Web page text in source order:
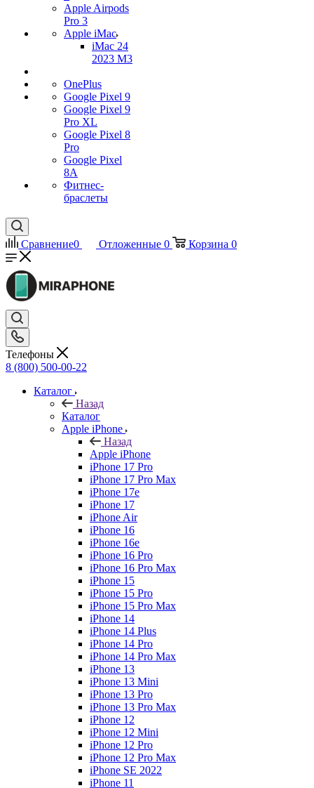
Apple Airpods
Pro 3
Apple iMac
iMac 24
2023 M3
OnePlus
Google Pixel 9
Google Pixel 9
Pro XL
Google Pixel 8
Pro
Google Pixel
8A
Фитнес-
браслеты
Сравнение0 Отложенные 0 Корзина 0
Телефоны
8 (800) 500-00-22
Каталог
Назад
Каталог
Apple iPhone
Назад
Apple iPhone
iPhone 17 Pro
iPhone 17 Pro Max
iPhone 17e
iPhone 17
iPhone Air
iPhone 16
iPhone 16e
iPhone 16 Pro
iPhone 16 Pro Max
iPhone 15
iPhone 15 Pro
iPhone 15 Pro Max
iPhone 14
iPhone 14 Plus
iPhone 14 Pro
iPhone 14 Pro Max
iPhone 13
iPhone 13 Mini
iPhone 13 Pro
iPhone 13 Pro Max
iPhone 12
iPhone 12 Mini
iPhone 12 Pro
iPhone 12 Pro Max
iPhone SE 2022
iPhone 11